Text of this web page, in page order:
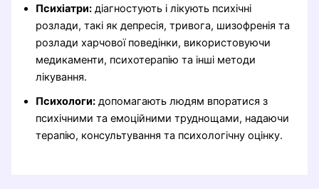
Психіатри: діагностують і лікують психічні
розлади, такі як депресія, тривога, шизофренія та
розлади харчової поведінки, використовуючи
медикаменти, психотерапію та інші методи
лікування.
Психологи: допомагають людям впоратися з
психічними та емоційними труднощами, надаючи
терапію, консультування та психологічну оцінку.